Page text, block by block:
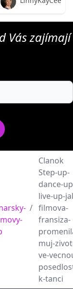
Vás zajímají
/
Clanok
Step-up-
dance-
live-up-
filmova-
fransiza-
muj-
ve-
k-tanci